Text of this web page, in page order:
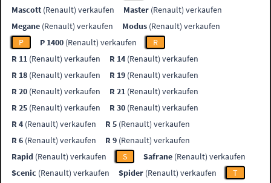
Mascott (Renault) verkaufen Master (Renault) verkaufen
Megane (Renault) verkaufen Modus (Renault) verkaufen
P
P 1400 (Renault) verkaufen
R
R 11 (Renault) verkaufen R 14 (Renault) verkaufen
R 18 (Renault) verkaufen R 19 (Renault) verkaufen
R 20 (Renault) verkaufen R 21 (Renault) verkaufen
R 25 (Renault) verkaufen R 30 (Renault) verkaufen
R 4 (Renault) verkaufen R 5 (Renault) verkaufen
R 6 (Renault) verkaufen R 9 (Renault) verkaufen
Rapid (Renault) verkaufen S Safrane (Renault) verkaufen
Scenic (Renault) verkaufen Spider (Renault) verkaufen
T